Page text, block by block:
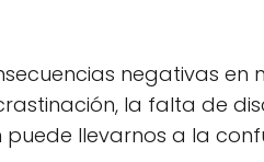
negativas en
la falta de
llevarnos a la